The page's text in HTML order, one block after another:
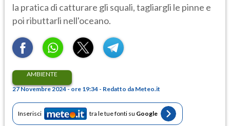
la pratica di catturare gli squali, tagliargli le pinne e
poi ributtarli nell'oceano.
AMBIENTE
27 Novembre 2024 - ore 19:34 - Redatto da Meteo.it
Inserisci tra le tue fonti su Google